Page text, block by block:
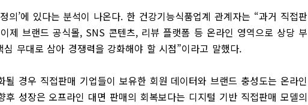
의’에 있다는 분석이 나온다. 한 건강기능식품업계 관계자는 “과거 직접판
제 브랜드 공식몰, SNS 콘텐츠, 리뷰 플랫폼 등 온라인 영역으로 상당 부
무대로 삼아 경쟁력을 강화해야 할 시점”이라고 말했다.
경우 직접판매 기업들이 보유한 회원 데이터와 브랜드 충성도는 온라인
성장은 오프라인 대면 판매의 회복보다는 디지털 기반 직접판매 모델의